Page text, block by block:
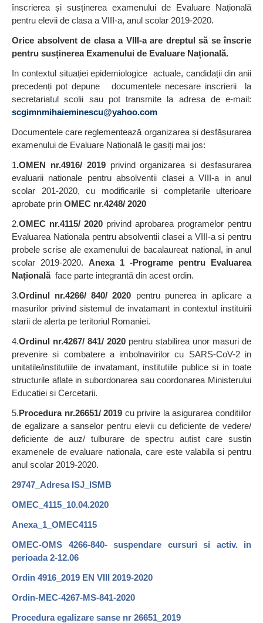
înscrierea și susținerea examenului de Evaluare Națională
pentru elevii de clasa a VIII-a, anul scolar 2019-2020.
Orice absolvent de clasa a VIII-a are dreptul să se înscrie
pentru susținerea Examenului de Evaluare Națională.
In contextul situației epidemiologice actuale, candidații din anii
precedenți pot depune documentele necesare inscrierii la
secretariatul scolii sau pot transmite la adresa de e-mail:
scgimnmihaieminescu@yahoo.com
Documentele care reglementează organizarea și desfășurarea
examenului de Evaluare Națională le gasiți mai jos:
1.OMEN nr.4916/ 2019 privind organizarea si desfasurarea
evaluarii nationale pentru absolventii clasei a VIII-a in anul
scolar 201-2020, cu modificarile si completarile ulterioare
aprobate prin OMEC nr.4248/ 2020
2.OMEC nr.4115/ 2020 privind aprobarea programelor pentru
Evaluarea Nationala pentru absolventii clasei a VIII-a si pentru
probele scrise ale examenului de bacalaureat national, in anul
scolar 2019-2020. Anexa 1 -Programe pentru Evaluarea
Națională face parte integrantă din acest ordin.
3.Ordinul nr.4266/ 840/ 2020 pentru punerea in aplicare a
masurilor privind sistemul de invatamant in contextul instituirii
starii de alerta pe teritoriul Romaniei.
4.Ordinul nr.4267/ 841/ 2020 pentru stabilirea unor masuri de
prevenire si combatere a imbolnavirilor cu SARS-CoV-2 in
unitatile/institutiile de invatamant, institutiile publice si in toate
structurile aflate in subordonarea sau coordonarea Ministerului
Educatiei si Cercetarii.
5.Procedura nr.26651/ 2019 cu privire la asigurarea conditiilor
de egalizare a sanselor pentru elevii cu deficiente de vedere/
deficiente de auz/ tulburare de spectru autist care sustin
examenele de evaluare nationala, care este valabila si pentru
anul scolar 2019-2020.
29747_Adresa ISJ_ISMB
OMEC_4115_10.04.2020
Anexa_1_OMEC4115
OMEC-OMS 4266-840- suspendare cursuri si activ. in
perioada 2-12.06
Ordin 4916_2019 EN VIII 2019-2020
Ordin-MEC-4267-MS-841-2020
Procedura egalizare sanse nr 26651_2019